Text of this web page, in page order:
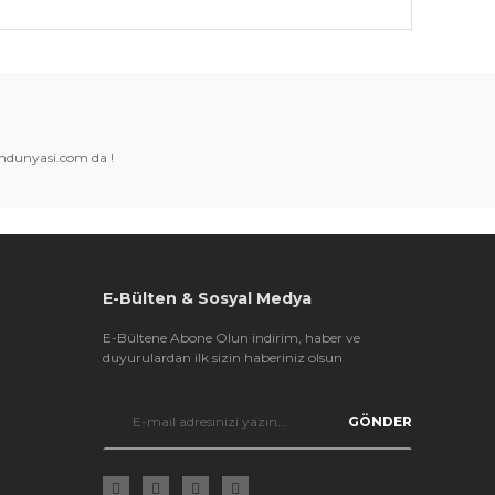
tarafımıza iletebilirsiniz.
da !
E-Bülten & Sosyal Medya
E-Bültene Abone Olun indirim, haber ve
duyurulardan ilk sizin haberiniz olsun
GÖNDER